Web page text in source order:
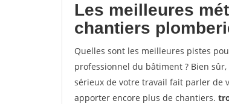
Les meilleures
chantiers
Quelles sont les meilleures pistes
professionnel du bâtiment ? Bien
sérieux de votre travail fait parler de
apporter encore plus de chantiers.